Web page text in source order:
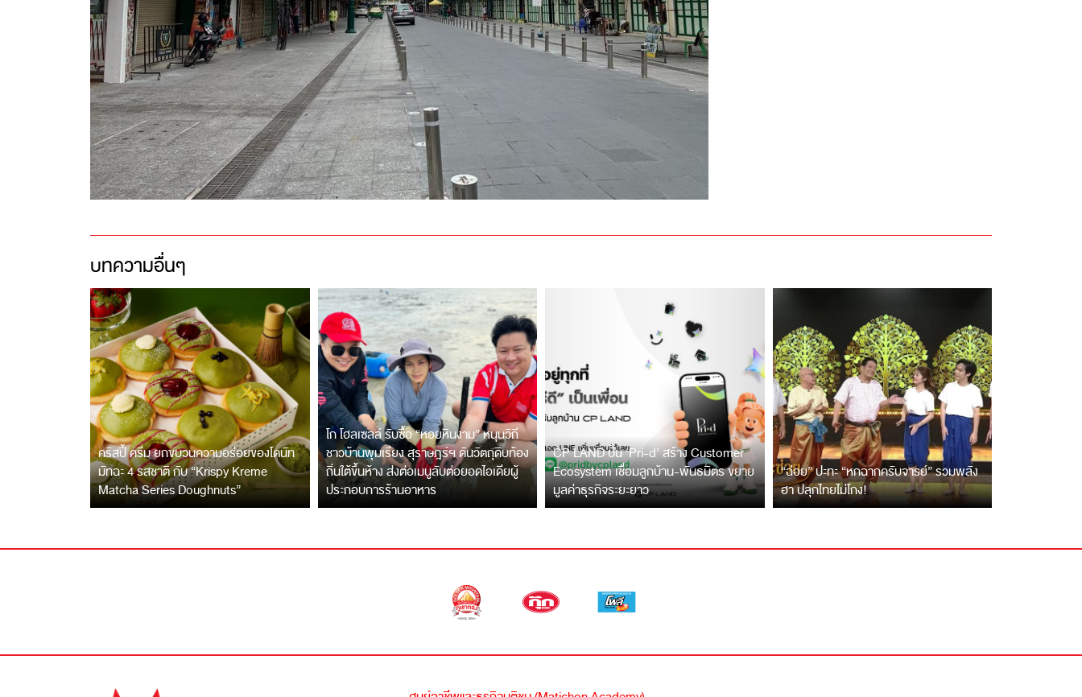
บทความอื่นๆ
คริสปี้ ครีม ยกขบวนความอร่อยของโดนัท
มัทฉะ 4 รสชาติ กับ “Krispy Kreme
Matcha Series Doughnuts”
โก โฮลเซลล์ รับซื้อ “หอยหินงาม” หนุนวิถี
ชาวบ้านพุมเรียง สุราษฎร์ฯ ดันวัตถุดิบท้อง
ถิ่นใต้ขึ้นห้าง ส่งต่อเมนูลับต่อยอดไอเดียผู้
ประกอบการร้านอาหาร
CP LAND ปั้น ‘Pri-d’ สร้าง Customer
Ecosystem เชื่อมลูกบ้าน-พันธมิตร ขยาย
มูลค่าธุรกิจระยะยาว
“ฉ่อย” ปะทะ “หกฉากครับจารย์” รวมพลัง
ฮา ปลุกไทยไม่โกง!